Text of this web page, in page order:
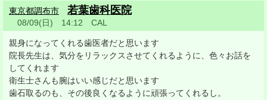
東京都調布市 若葉歯科医院
08/09(日) 14:12 CAL
親身になってくれる歯医者だと思います
院長先生は、気分をリラックスさせてくれるように、色々お話を
してくれます
衛生士さんも腕はいい感じだと思います
歯石取るのも、その後良くなるように頑張ってくれるし。